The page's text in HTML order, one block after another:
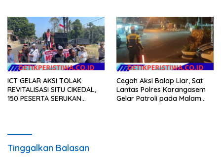
ICT GELAR AKSI TOLAK
REVITALISASI SITU CIKEDAL,
150 PESERTA SERUKAN
Cegah Aksi Balap Liar, Sat
Lantas Polres Karangasem
Gelar Patroli pada Malam
Tinggalkan Balasan